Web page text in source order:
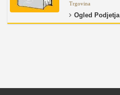
Trgovina
Ogled Podjetja